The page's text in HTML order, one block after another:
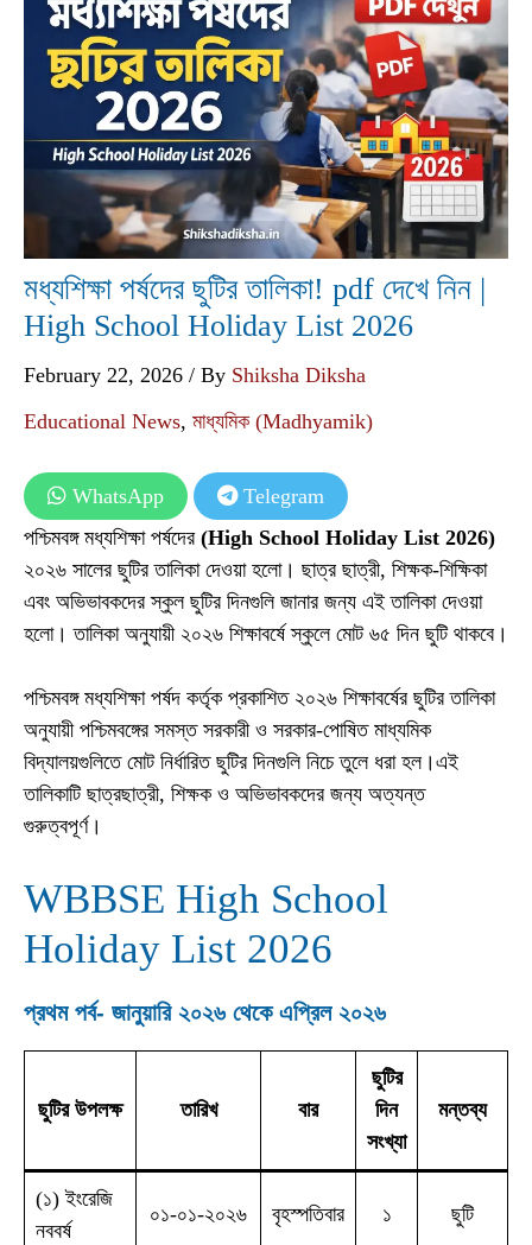
মধ্যশিক্ষা পর্ষদের ছুটির তালিকা! pdf দেখে নিন |
High School Holiday List 2026
February 22, 2026 / By Shiksha Diksha
Educational News, মাধ্যমিক (Madhyamik)
WhatsApp
Telegram
পশ্চিমবঙ্গ মধ্যশিক্ষা পর্ষদের (High School Holiday List 2026)
২০২৬ সালের ছুটির তালিকা দেওয়া হলো। ছাত্র ছাত্রী, শিক্ষক-শিক্ষিকা
এবং অভিভাবকদের স্কুল ছুটির দিনগুলি জানার জন্য এই তালিকা দেওয়া
হলো। তালিকা অনুযায়ী ২০২৬ শিক্ষাবর্ষে স্কুলে মোট ৬৫ দিন ছুটি থাকবে।
পশ্চিমবঙ্গ মধ্যশিক্ষা পর্ষদ কর্তৃক প্রকাশিত ২০২৬ শিক্ষাবর্ষের ছুটির তালিকা
অনুযায়ী পশ্চিমবঙ্গের সমস্ত সরকারী ও সরকার-পোষিত মাধ্যমিক
বিদ্যালয়গুলিতে মোট নির্ধারিত ছুটির দিনগুলি নিচে তুলে ধরা হল।এই
তালিকাটি ছাত্রছাত্রী, শিক্ষক ও অভিভাবকদের জন্য অত্যন্ত
গুরুত্বপূর্ণ।
WBBSE High School
Holiday List 2026
প্রথম পর্ব- জানুয়ারি ২০২৬ থেকে এপ্রিল ২০২৬
ছুটির উপলক্ষ তারিখ বার
ছুটির
দিন
সংখ্যা
মন্তব্য
(১) ইংরেজি
নববর্ষ
০১-০১-২০২৬ বৃহস্পতিবার ১ ছুটি